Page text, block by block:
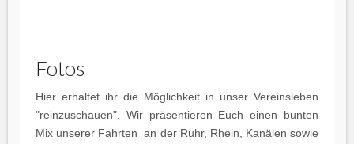
Fotos
Hier erhaltet ihr die Möglichkeit in unser Vereinsleben
"reinzuschauen". Wir präsentieren Euch einen bunten
Mix unserer Fahrten an der Ruhr, Rhein, Kanälen sowie